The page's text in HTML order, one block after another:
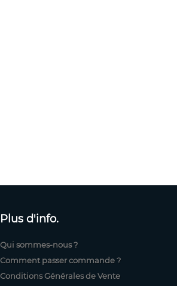
Plus d'info.
Qui sommes-nous ?
Comment passer commande ?
Conditions Générales de Vente